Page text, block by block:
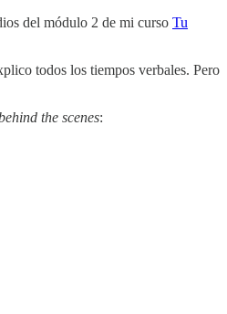
del módulo 2 de mi curso Tu
todos los tiempos verbales. Pero
the scenes: